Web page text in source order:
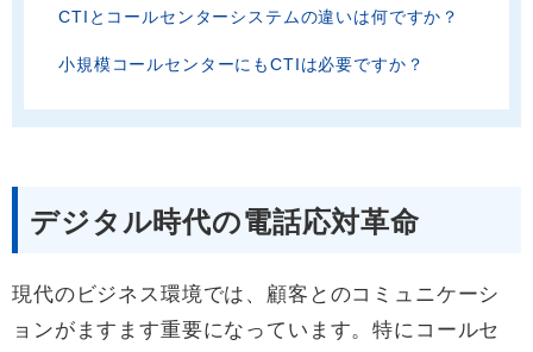
CTIとコールセンターシステムの違いは何ですか？
小規模コールセンターにもCTIは必要ですか？
デジタル時代の電話応対革命
現代のビジネス環境では、顧客とのコミュニケーシ
ョンがますます重要になっています。特にコールセ